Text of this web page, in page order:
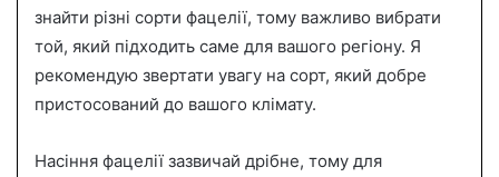
знайти різні сорти фацелії, тому важливо вибрати
той, який підходить саме для вашого регіону. Я
рекомендую звертати увагу на сорт, який добре
пристосований до вашого клімату.
Насіння фацелії зазвичай дрібне, тому для